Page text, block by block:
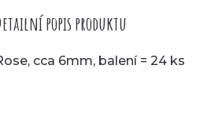
popis produktu
cca 6mm, balení = 24 ks